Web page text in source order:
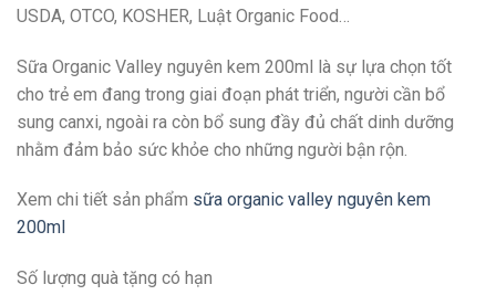
USDA, OTCO, KOSHER, Luật Organic Food…
Sữa Organic Valley nguyên kem 200ml là sự lựa chọn tốt
cho trẻ em đang trong giai đoạn phát triển, người cần bổ
sung canxi, ngoài ra còn bổ sung đầy đủ chất dinh dưỡng
nhằm đảm bảo sức khỏe cho những người bận rộn.
Xem chi tiết sản phẩm sữa organic valley nguyên kem
200ml
Số lượng quà tặng có hạn